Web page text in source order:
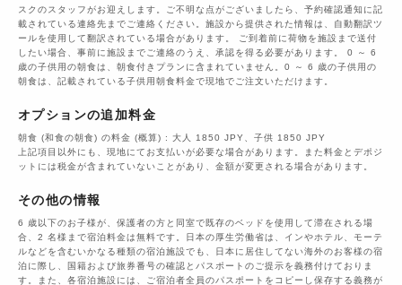
スクのスタッフがお迎えします。ご不明な点がございましたら、予約確認通知に記
載されている連絡先までご連絡ください。施設から提供された情報は、自動翻訳ツ
ールを使用して翻訳されている場合があります。 ご到着前に荷物を施設まで送付
したい場合、事前に施設までご連絡のうえ、承認を得る必要があります。 0 ～ 6
歳の子供用の朝食は、朝食付きプランに含まれていません。0 ～ 6 歳の子供用の
朝食は、記載されている子供用朝食料金で現地でご注文いただけます。
オプションの追加料金
朝食 (和食の朝食) の料金 (概算) : 大人 1850 JPY、子供 1850 JPY
上記項目以外にも、現地にてお支払いが必要な場合があります。また料金とデポジ
ットには税金が含まれていないことがあり、金額が変更される場合があります。
その他の情報
6 歳以下のお子様が、保護者の方と同室で既存のベッドを使用して滞在される場
合、2 名様まで宿泊料金は無料です。日本の厚生労働省は、インやホテル、モーテ
ルなどを含むいかなる種類の宿泊施設でも、日本に​居住してない海外のお客様の宿
泊に際し、国籍および旅券番号の確認とパスポートのご提示を義務付け​ておりま
す。また、各宿泊施設には、ご宿泊者全員のパスポートをコピーし保存する義務が